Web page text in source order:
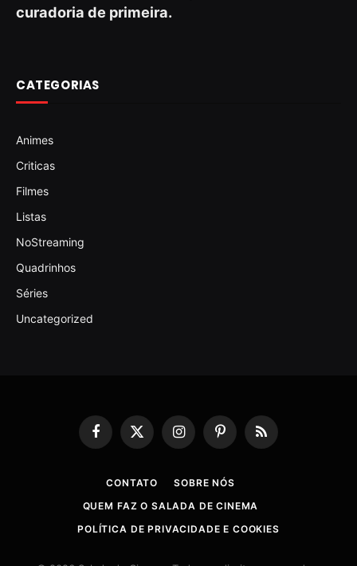
curadoria de primeira.
CATEGORIAS
Animes
Criticas
Filmes
Listas
NoStreaming
Quadrinhos
Séries
Uncategorized
Facebook
X
(Twitter)
InstagramPinterestRSS
CONTATO
SOBRE NÓS
QUEM FAZ O SALADA DE CINEMA
POLÍTICA DE PRIVACIDADE E COOKIES